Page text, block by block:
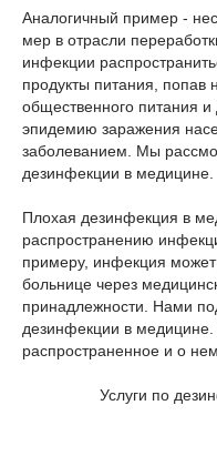
Аналогичный пример -
мер в отрасли
инфекции
продукты питания, попав
общественного питания
эпидемию заражения
заболеванием. Мы
дезинфекции в медицине.
Плохая дезинфекция в
распространению
примеру, инфекция может
больнице через
принадлежности. Нами
дезинфекции в
распространенное и о
Услуги по